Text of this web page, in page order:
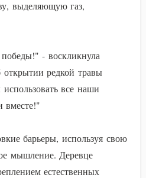
выделяющую газ,
- воскликнула
редкой травы
все наши
вместе!"
барьеры, используя свою
мышление. Деревце
естественных